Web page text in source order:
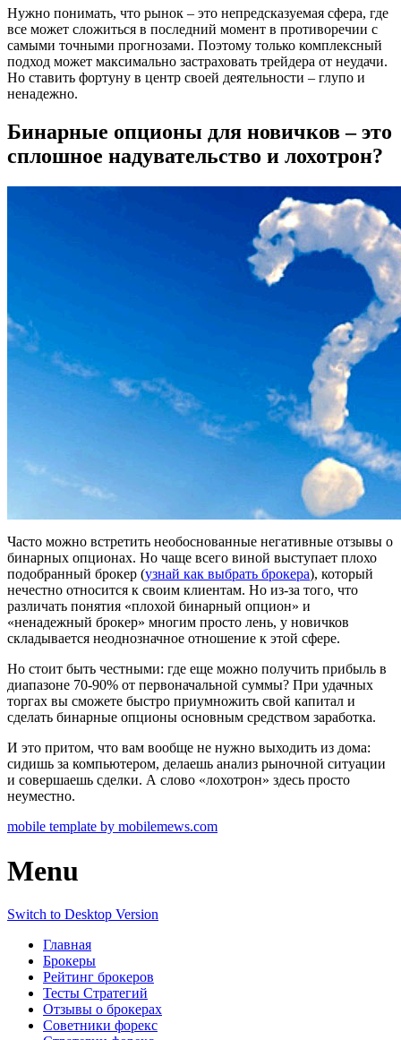
Нужно понимать, что рынок – это непредсказуемая сфера, где
все может сложиться в последний момент в противоречии с
самыми точными прогнозами. Поэтому только комплексный
подход может максимально застраховать трейдера от неудачи.
Но ставить фортуну в центр своей деятельности – глупо и
ненадежно.
Бинарные опционы для новичков – это
сплошное надувательство и лохотрон?
Часто можно встретить необоснованные негативные отзывы о
бинарных опционах. Но чаще всего виной выступает плохо
подобранный брокер (узнай как выбрать брокера), который
нечестно относится к своим клиентам. Но из-за того, что
различать понятия «плохой бинарный опцион» и
«ненадежный брокер» многим просто лень, у новичков
складывается неоднозначное отношение к этой сфере.
Но стоит быть честными: где еще можно получить прибыль в
диапазоне 70-90% от первоначальной суммы? При удачных
торгах вы сможете быстро приумножить свой капитал и
сделать бинарные опционы основным средством заработка.
И это притом, что вам вообще не нужно выходить из дома:
сидишь за компьютером, делаешь анализ рыночной ситуации
и совершаешь сделки. А слово «лохотрон» здесь просто
неуместно.
mobile template by mobilemews.com
Menu
Switch to Desktop Version
Главная
Брокеры
Рейтинг брокеров
Тесты Стратегий
Отзывы о брокерах
Советники форекс